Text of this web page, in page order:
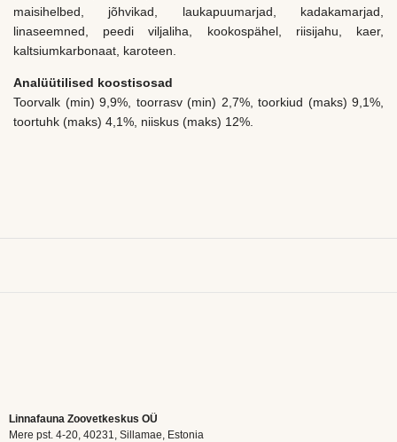
maisihelbed, jõhvikad, laukapuumarjad, kadakamarjad,
linaseemned, peedi viljaliha, kookospähel, riisijahu, kaer,
kaltsiumkarbonaat, karoteen.
Analüütilised koostisosad
Toorvalk (min) 9,9%, toorrasv (min) 2,7%, toorkiud (maks) 9,1%,
toortuhk (maks) 4,1%, niiskus (maks) 12%.
Linnafauna Zoovetkeskus OÜ
Mere pst. 4-20, 40231, Sillamae, Estonia